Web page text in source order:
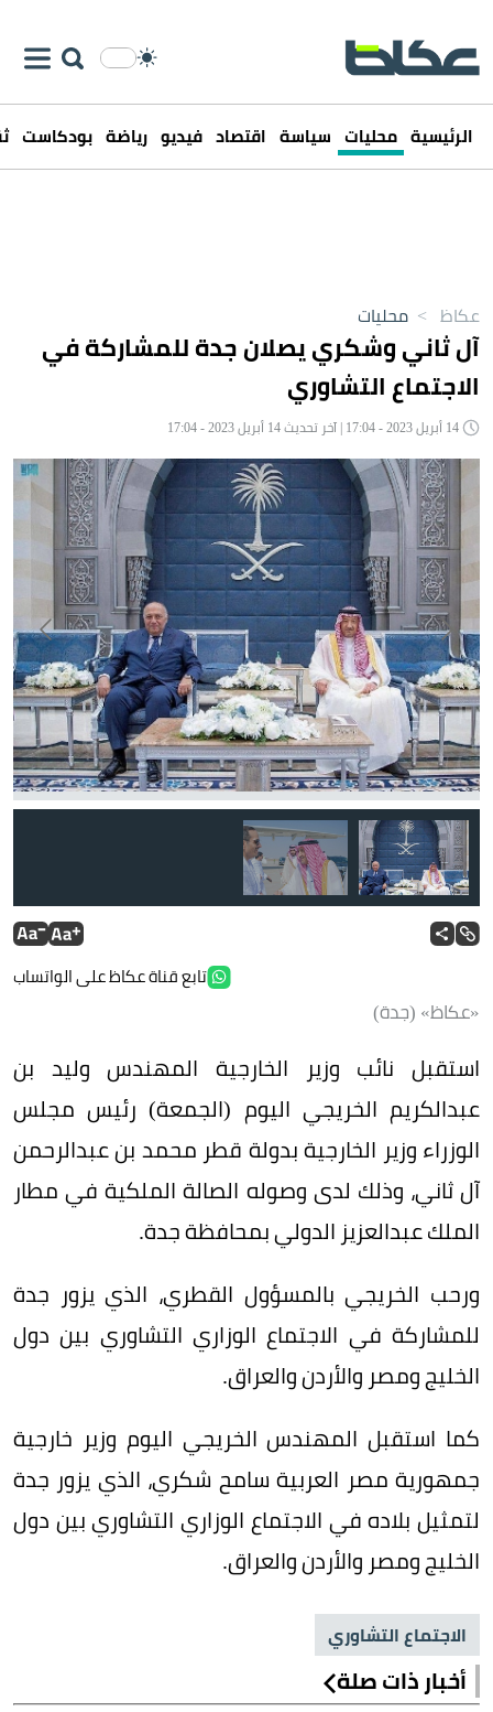
الرئيسية محليات سياسة اقتصاد فيديو رياضة بودكاست
عكاظ > محليات
آل ثاني وشكري يصلان جدة للمشاركة في
الاجتماع التشاوري
تابع قناة عكاظ على الواتساب
«عكاظ» (جدة)
استقبل نائب وزير الخارجية المهندس وليد بن
عبدالكريم الخريجي اليوم (الجمعة) رئيس مجلس
الوزراء وزير الخارجية بدولة قطر محمد بن عبدالرحمن
آل ثاني، وذلك لدى وصوله الصالة الملكية في مطار
الملك عبدالعزيز الدولي بمحافظة جدة.
ورحب الخريجي بالمسؤول القطري، الذي يزور جدة
للمشاركة في الاجتماع الوزاري التشاوري بين دول
الخليج ومصر والأردن والعراق.
كما استقبل المهندس الخريجي اليوم وزير خارجية
جمهورية مصر العربية سامح شكري، الذي يزور جدة
لتمثيل بلاده في الاجتماع الوزاري التشاوري بين دول
الخليج ومصر والأردن والعراق.
الاجتماع التشاوري
أخبار ذات صلة